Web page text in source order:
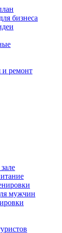
бизнеса
и ремонт
мужчин